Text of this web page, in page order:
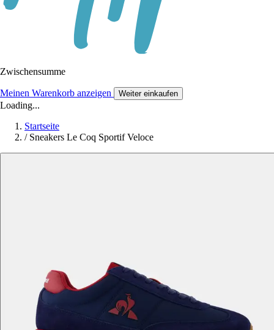
Zwischensumme
Meinen Warenkorb anzeigen Weiter einkaufen
Loading...
Startseite
/ Sneakers Le Coq Sportif Veloce